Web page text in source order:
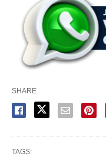
SHARE
TAGS: